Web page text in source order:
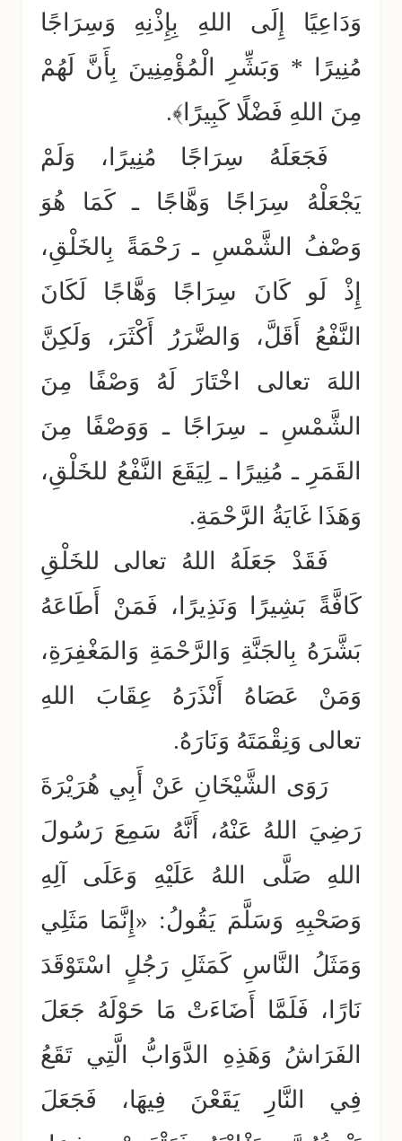
وَدَاعِيًا إِلَى اللهِ بِإِذْنِهِ وَسِرَاجًا
مُنِيرًا * وَبَشِّرِ الْمُؤْمِنِينَ بِأَنَّ لَهُمْ
مِنَ اللهِ فَضْلًا كَبِيرًا﴾.
فَجَعَلَهُ سِرَاجًا مُنِيرًا، وَلَمْ
يَجْعَلْهُ سِرَاجًا وَهَّاجًا ـ كَمَا هُوَ
وَصْفُ الشَّمْسِ ـ رَحْمَةً بِالخَلْقِ،
إِذْ لَو كَانَ سِرَاجًا وَهَّاجًا لَكَانَ
النَّفْعُ أَقَلَّ، وَالضَّرَرُ أَكْثَرَ، وَلَكِنَّ
اللهَ تعالى اخْتَارَ لَهُ وَصْفًا مِنَ
الشَّمْسِ ـ سِرَاجًا ـ وَوَصْفًا مِنَ
القَمَرِ ـ مُنِيرًا ـ لِيَقَعَ النَّفْعُ للخَلْقِ،
وَهَذَا غَايَةُ الرَّحْمَةِ.
فَقَدْ جَعَلَهُ اللهُ تعالى للخَلْقِ
كَافَّةً بَشِيرًا وَنَذِيرًا، فَمَنْ أَطَاعَهُ
بَشَّرَهُ بِالجَنَّةِ وَالرَّحْمَةِ وَالمَغْفِرَةِ،
وَمَنْ عَصَاهُ أَنْذَرَهُ عِقَابَ اللهِ
تعالى وَنِقْمَتَهُ وَنَارَهُ.
رَوَى الشَّيْخَانِ عَنْ أَبِي هُرَيْرَةَ
رَضِيَ اللهُ عَنْهُ، أَنَّهُ سَمِعَ رَسُولَ
اللهِ صَلَّى اللهُ عَلَيْهِ وَعَلَى آلِهِ
وَصَحْبِهِ وَسَلَّمَ يَقُولُ: «إِنَّمَا مَثَلِي
وَمَثَلُ النَّاسِ كَمَثَلِ رَجُلٍ اسْتَوْقَدَ
نَارًا، فَلَمَّا أَضَاءَتْ مَا حَوْلَهُ جَعَلَ
الفَرَاشُ وَهَذِهِ الدَّوَابُّ الَّتِي تَقَعُ
فِي النَّارِ يَقَعْنَ فِيهَا، فَجَعَلَ